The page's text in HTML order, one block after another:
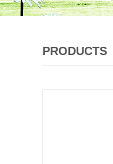
PRODUCTS